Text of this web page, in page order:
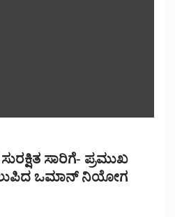
ಸಾರಿಗೆ- ಪ್ರಮುಖ
ಒಮಾನ್ ನಿಯೋಗ